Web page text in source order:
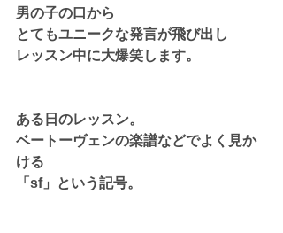
男の子の口から
とてもユニークな発言が飛び出し
レッスン中に大爆笑します。
ある日のレッスン。
ベートーヴェンの楽譜などでよく見か
ける
「sf」という記号。